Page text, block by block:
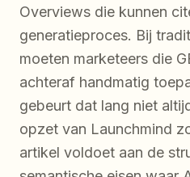
Overviews die kunnen
generatieproces. Bij
moeten marketeers die
achteraf handmatig
gebeurt dat lang niet
opzet van Launchmind
artikel voldoet aan de